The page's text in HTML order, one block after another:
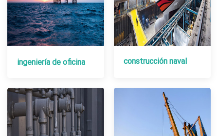
ingeniería de oficina construcción naval